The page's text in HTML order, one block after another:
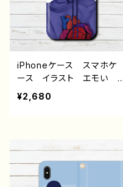
師 タイトル：さくらんぼと
ハリネズミ手帳型スマホケ
ース 作：Hanami F-5
iPhoneケース スマホケ
ース イラスト エモい
女の子 おしゃれ iPhone
12 Pro Max Xperia G
エイター 絵師 Android
アンドロイド ケース タ
¥2,680